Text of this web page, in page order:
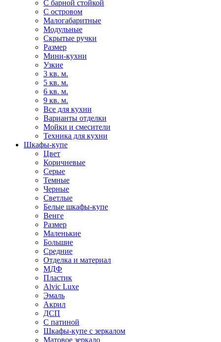
С барной стойкой
С островом
Малогабаритные
Модульные
Скрытые ручки
Размер
Мини-кухни
Узкие
3 кв. м.
5 кв. м.
6 кв. м.
9 кв. м.
Все для кухни
Варианты отделки
Мойки и смесители
Техника для кухни
Шкафы-купе
Цвет
Коричневые
Серые
Темные
Черные
Светлые
Белые шкафы-купе
Венге
Размер
Маленькие
Большие
Средние
Отделка и материал
МДФ
Пластик
Alvic Luxe
Эмаль
Акрил
ДСП
С патиной
Шкафы-купе с зеркалом
Матовое зеркало